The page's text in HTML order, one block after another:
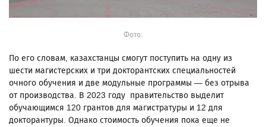
Фото:
По его словам, казахстанцы смогут поступить на одну из
шести магистерских и три докторантских специальностей
очного обучения и две модульные программы — без отрыва
от производства. В 2023 году правительство выделит
обучающимся 120 грантов для магистратуры и 12 для
докторантуры. Однако стоимость обучения пока еще не